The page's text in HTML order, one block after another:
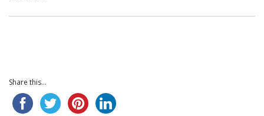
Share this...